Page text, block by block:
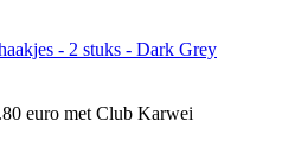
- 2 stuks - Dark Grey
euro met Club Karwei